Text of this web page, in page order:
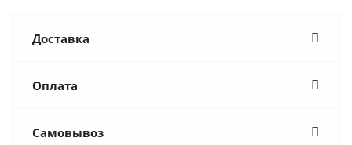
Доставка
Оплата
Самовывоз